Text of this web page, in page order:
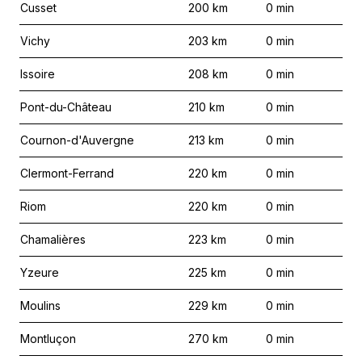
Cusset 200 km 0 min
Vichy 203 km 0 min
Issoire 208 km 0 min
Pont-du-Château 210 km 0 min
Cournon-d'Auvergne 213 km 0 min
Clermont-Ferrand 220 km 0 min
Riom 220 km 0 min
Chamalières 223 km 0 min
Yzeure 225 km 0 min
Moulins 229 km 0 min
Montluçon 270 km 0 min